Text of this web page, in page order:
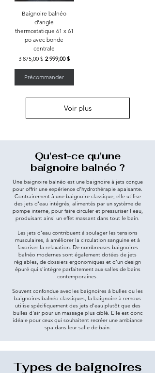
Baignoire balnéo
d'angle
thermostatique 61 x 61
po avec bonde
centrale
Prix original
3 875,00 $ Prix promotionnel
2 999,00 $
Précommander
Voir plus
Qu'est-ce qu'une
baignoire balnéo ?
Une baignoire balnéo est une baignoire à jets conçue
pour offrir une expérience d'hydrothérapie apaisante.
Contrairement à une baignoire classique, elle utilise
des jets d'eau intégrés, alimentés par un système de
pompe interne, pour faire circuler et pressuriser l'eau,
produisant ainsi un effet massant dans tout le bain.
Les jets d'eau contribuent à soulager les tensions
musculaires, à améliorer la circulation sanguine et à
favoriser la relaxation. De nombreuses baignoires
balnéo modernes sont également dotées de jets
réglables, de dossiers ergonomiques et d'un design
épuré qui s'intègre parfaitement aux salles de bains
contemporaines.
Souvent confondue avec les baignoires à bulles ou les
baignoires balnéo classiques, la baignoire à remous
utilise spécifiquement des jets d'eau plutôt que des
bulles d'air pour un massage plus ciblé. Elle est donc
idéale pour ceux qui souhaitent recréer une ambiance
spa dans leur salle de bain.
Types de baignoires